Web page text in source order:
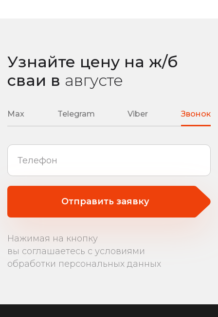
Узнайте цену на ж/б
сваи в августе
Max Telegram Viber Звонок
Отправить заявку
Нажимая на кнопку
вы соглашаетесь с условиями
обработки персональных данных